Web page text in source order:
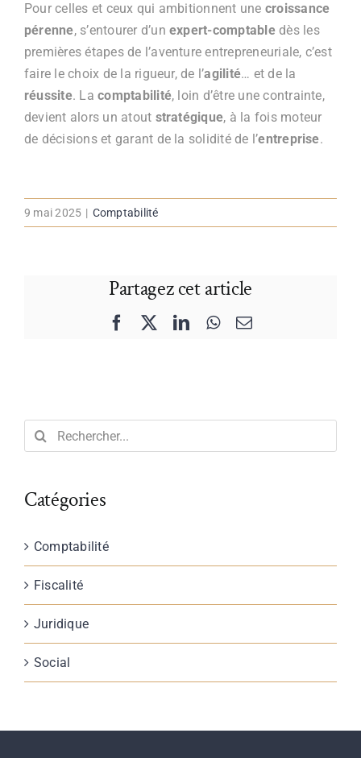
Pour celles et ceux qui ambitionnent une croissance
pérenne, s’entourer d’un expert-comptabledès les
premières étapes de l’aventure entrepreneuriale, c’est
faire le choix de la rigueur, de l’agilité… et de la
réussite. Lacomptabilité, loin d’être une contrainte,
devient alors un atout stratégique, à la fois moteur
de décisions et garant de la solidité de l’entreprise.
9 mai 2025 | Comptabilité
Partagez cet article
FacebookLinkedInWhatsApp
Email
Rechercher:
Catégories
Comptabilité
Fiscalité
Juridique
Social